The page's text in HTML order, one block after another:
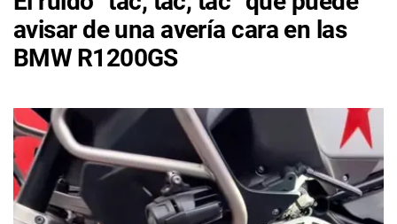
avisar de una avería cara en las
BMW R1200GS